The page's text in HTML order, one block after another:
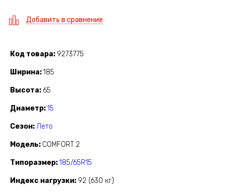
Добавить в сравнение
Код товара 9273775
Ширина 185
Высота 65
Диаметр 15
Сезон Лето
Модель COMFORT 2
Типоразмер 185/65R15
Индекс нагрузки 92 (630 кг)